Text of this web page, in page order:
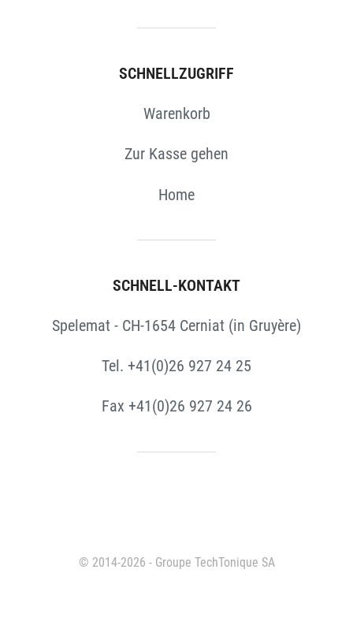
SCHNELLZUGRIFF
Warenkorb
Zur Kasse gehen
Home
SCHNELL-KONTAKT
Spelemat - CH-1654 Cerniat (in Gruyère)
Tel. +41(0)26 927 24 25
Fax +41(0)26 927 24 26
© 2014-2026 - Groupe TechTonique SA